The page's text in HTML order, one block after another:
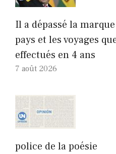
Il a dépassé la
pays et les voyages
effectués en 4 ans
7 août 2026
police de la poésie